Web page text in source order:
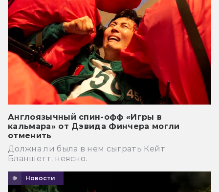
Англоязычный спин-офф «Игры в
кальмара» от Дэвида Финчера могли
отменить
Должна ли была в нем сыграть Кейт
Бланшетт, неясно.
Новости